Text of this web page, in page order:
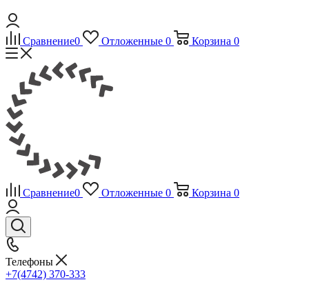
Сравнение0 Отложенные 0 Корзина 0
Сравнение0 Отложенные 0 Корзина 0
Телефоны
+7(4742) 370-333